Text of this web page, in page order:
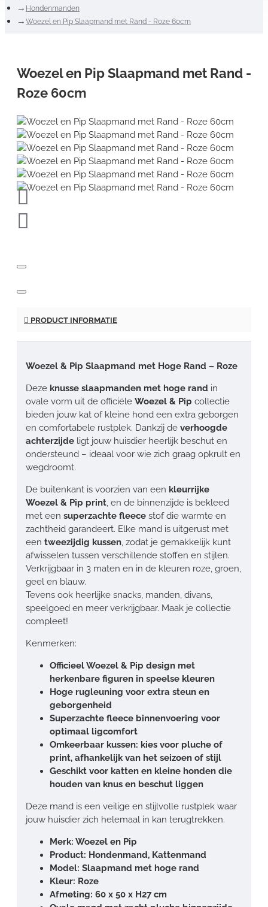
Hondenmanden
Woezel en Pip Slaapmand met Rand - Roze 60cm
Woezel en Pip Slaapmand met Rand -
Roze 60cm
PRODUCT INFORMATIE
Woezel & Pip Slaapmand met Hoge Rand – Roze
Deze knusse slaapmanden met hoge rand in
ovale vorm uit de officiële Woezel & Pip collectie
bieden jouw kat of kleine hond een extra geborgen
en comfortabele rustplek. Dankzij de verhoogde
achterzijde ligt jouw huisdier heerlijk beschut en
ondersteund – ideaal voor wie zich graag opkrult en
wegdroomt.
De buitenkant is voorzien van een kleurrijke
Woezel & Pip print, en de binnenzijde is bekleed
met een superzachte fleece stof die warmte en
zachtheid garandeert. Elke mand is uitgerust met
een tweezijdig kussen, zodat je gemakkelijk kunt
afwisselen tussen verschillende stoffen en stijlen.
Verkrijgbaar in 3 maten en in de kleuren roze, groen,
geel en blauw.
Tevens ook heerlijke snacks, manden, divans,
speelgoed en meer verkrijgbaar. Maak je collectie
compleet!
Kenmerken:
Officieel Woezel & Pip design met
herkenbare figuren in speelse kleuren
Hoge rugleuning voor extra steun en
geborgenheid
Superzachte fleece binnenvoering voor
optimaal ligcomfort
Omkeerbaar kussen: kies voor pluche of
print, afhankelijk van het seizoen of stijl
Geschikt voor katten en kleine honden die
houden van knus en beschut liggen
Deze mand is een veilige en stijlvolle rustplek waar
jouw huisdier zich helemaal in kan terugtrekken.
Merk: Woezel en Pip
Product: Hondenmand, Kattenmand
Model: Slaapmand met hoge rand
Kleur: Roze
Afmeting: 60 x 50 x H27 cm